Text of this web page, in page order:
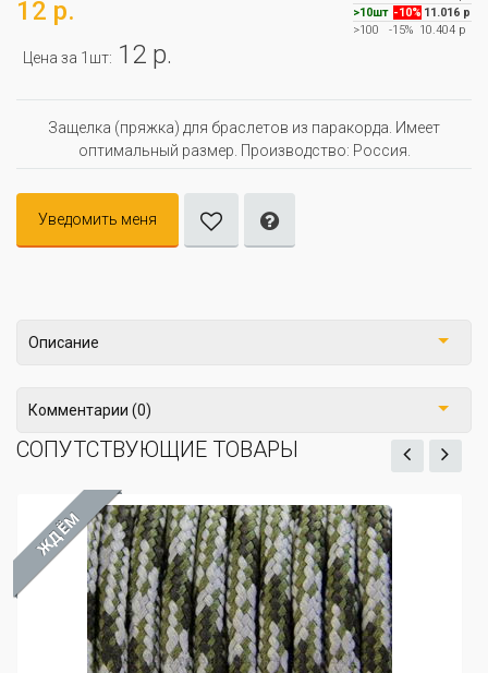
12 р.
Цена за 1шт: 12 р.
>10шт -10% 11.016 р
>100
-15% 10.404 р
Защелка (пряжка) для браслетов из паракорда. Имеет
оптимальный размер. Производство: Россия.
Уведомить меня
Описание
Комментарии (0)
СОПУТСТВУЮЩИЕ ТОВАРЫ
ЖДЁМ